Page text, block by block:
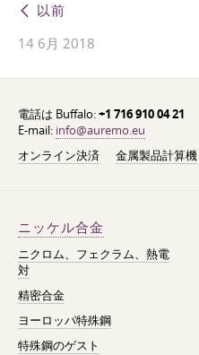
以前
14 6月 2018
電話は Buffalo:+1 716 910 04 21
E-mail: info@auremo.eu
オンライン決済
金属製品計算機
ニッケル合金
ニクロム、フェクラム、熱電
対
精密合金
ヨーロッパ特殊鋼
特殊鋼のゲスト